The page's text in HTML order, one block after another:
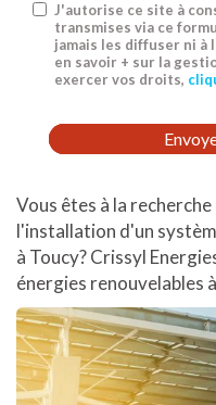
J'autorise ce site à
transmises via ce
jamais les diffuser ni à
en savoir + sur la
exercer vos droits,
RGPD
Vous êtes à la
l'installation d'un
à Toucy? Crissyl
énergies renouvelables